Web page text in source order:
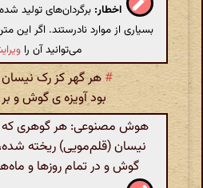
اخطار: برگردان‌های تولید
بسیاری از موارد نادرستند. اگر این
می‌توانید آن را
# هر گهر کز رک
بود آویزه ی گوش و
هوش مصنوعی: هر گوهری که
نیسان (قلم‌مویی) ریخته شده،
گوش و در تمام روزها و